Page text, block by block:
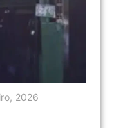
2026